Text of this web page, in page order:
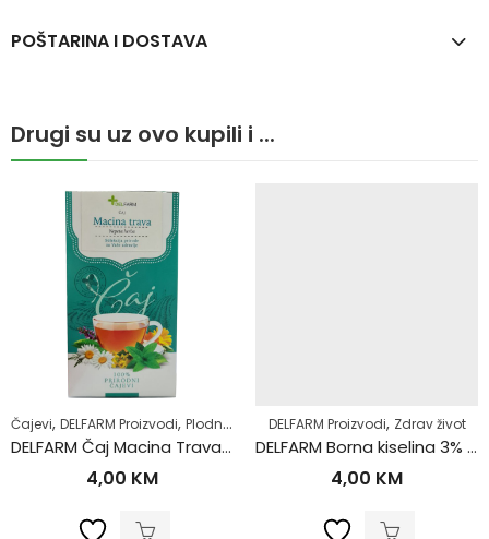
POŠTARINA I DOSTAVA
Drugi su uz ovo kupili i ...
Čajevi, DELFARM Proizvodi, Plodnost Samoliječenje,Zdrav život
DELFARM Čaj Macina Trava – Očajnica 50g
4,00 KM
DELFARM Proizvodi, Zdrav život
DELFARM Borna kiselina 3% 200ml
4,00 KM